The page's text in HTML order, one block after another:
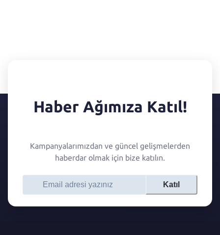
Haber Ağımıza Katıl!
Kampanyalarımızdan ve güncel gelişmelerden
haberdar olmak için bize katılın.
Katıl